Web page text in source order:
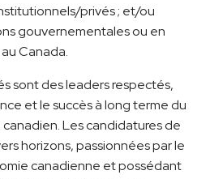
privés ; et/ou
gouvernementales ou en
Canada.
sont des leaders respectés,
et le succès à long terme du
Les candidatures de
horizons, passionnées par le
canadienne et possédant